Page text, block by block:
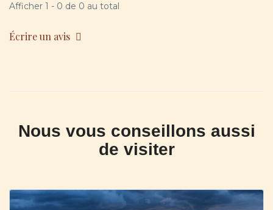
Afficher 1 - 0 de 0 au total
Écrire un avis
Nous vous conseillons aussi
de visiter